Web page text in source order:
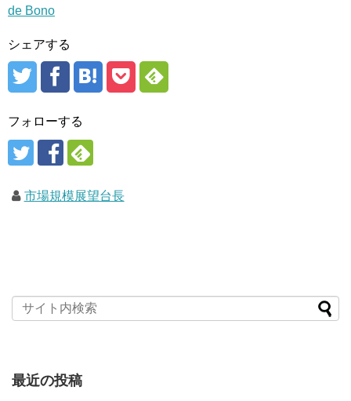
de Bono
シェアする
フォローする
市場規模展望台長
最近の投稿